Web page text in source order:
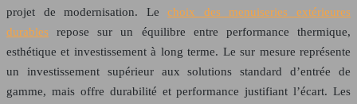
projet de modernisation. Lechoix des menuiseries extérieures
durables repose sur un équilibre entre performance thermique,
esthétique et investissement à long terme. Le sur mesure représente
un investissement supérieur aux solutions standard d’entrée de
gamme, mais offre durabilité et performance justifiant l’écart. Les